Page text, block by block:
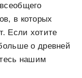
в которых
Если хотите
о древней
нашим